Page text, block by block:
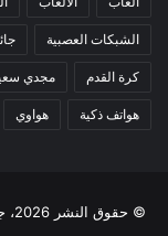
الشبكات العصبية
كرة القدم مجدي
هواتف ذكية هواوي
© حقوق النشر 2026، جميع الحقوق محفوظة |